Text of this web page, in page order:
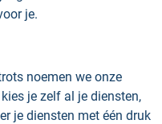
je.
noemen we onze
je zelf al je diensten,
je diensten met één druk